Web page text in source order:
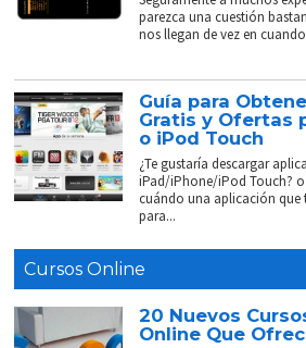
parezca una cuestión
nos llegan de vez en
Guía para
Gratis y Ofertas
o iPod Touch
¿Te gustaría descargar
iPad/iPhone/iPod Touch?
cuándo una aplicación que
para...
Cursos Online
20 Nuevos
Online Que